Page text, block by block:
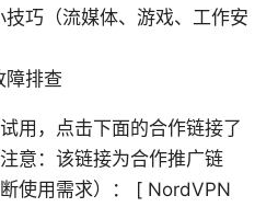
巧（流媒体、游戏、工作安
障排查
用，点击下面的合作链接了
意：该链接为合作推广链
使用需求）： [ NordVPN